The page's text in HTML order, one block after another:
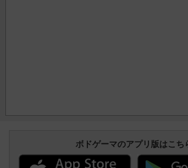
ボドゲーマのアプリ版はこち